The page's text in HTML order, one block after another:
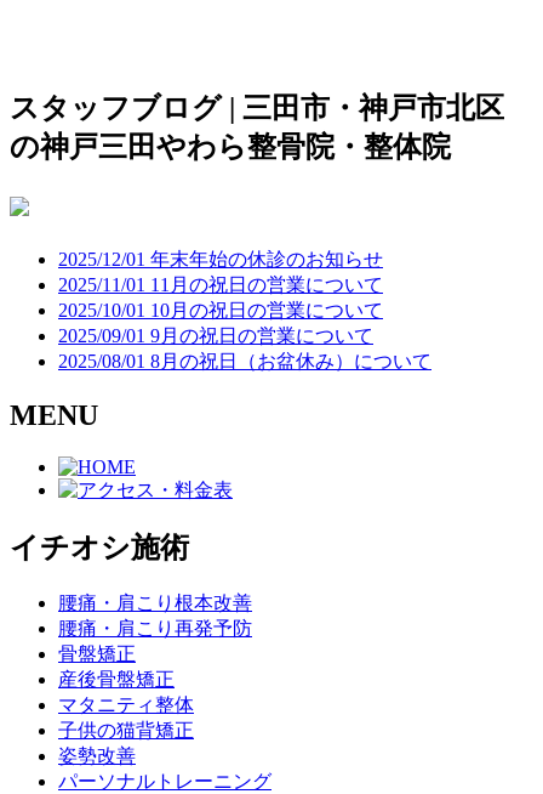
スタッフブログ | 三田市・神戸市北区
の神戸三田やわら整骨院・整体院
2025/12/01 年末年始の休診のお知らせ
2025/11/01 11月の祝日の営業について
2025/10/01 10月の祝日の営業について
2025/09/01 9月の祝日の営業について
2025/08/01 8月の祝日（お盆休み）について
MENU
イチオシ施術
腰痛・肩こり根本改善
腰痛・肩こり再発予防
骨盤矯正
産後骨盤矯正
マタニティ整体
子供の猫背矯正
姿勢改善
パーソナルトレーニング